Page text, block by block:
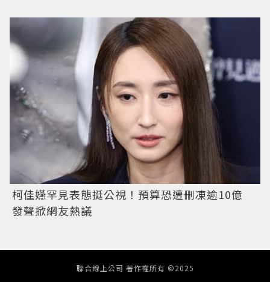
柯佳嬿罕見表態挺公視！預算恐遭刪凍逾10億
發聲掀網友熱議
聯合線上公司 著作權所有 ©2025